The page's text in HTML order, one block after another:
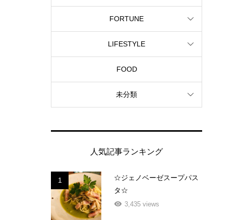
FORTUNE
LIFESTYLE
FOOD
未分類
人気記事ランキング
1
☆ジェノベーゼスープパス
タ☆
3,435 views